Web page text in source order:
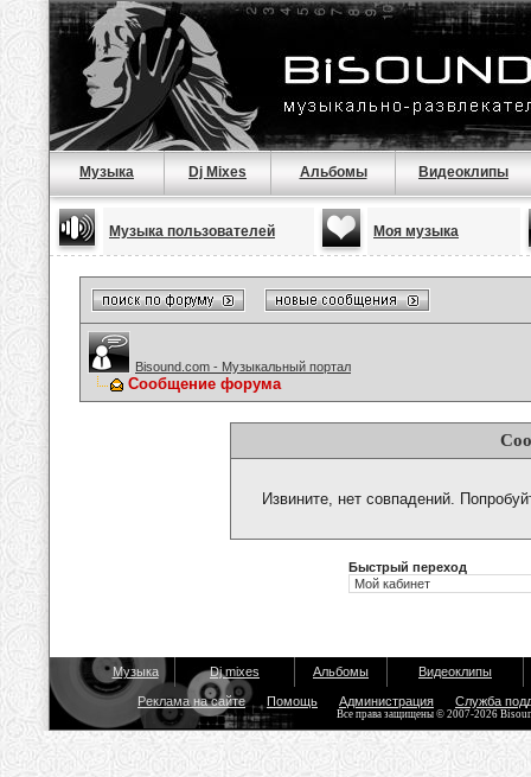
Музыка Dj Mixes Альбомы Видеоклипы
Музыка пользователей Моя музыка
Bisound.com - Музыкальный портал
Сообщение форума
Извините, нет совпадений.
Быстрый переход
Музыка Dj mixes Альбомы Видеоклипы
Реклама на сайте Помощь Администрация Служба
Все права защищены © 2007-2026